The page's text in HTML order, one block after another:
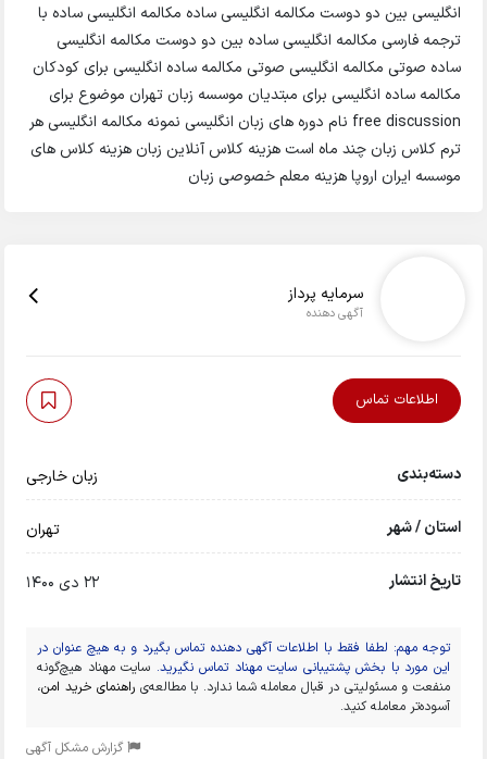
انگلیسی بین دو دوست مکالمه انگلیسی ساده مکالمه انگلیسی ساده با
ترجمه فارسی مکالمه انگلیسی ساده بین دو دوست مکالمه انگلیسی
ساده صوتی مکالمه انگلیسی صوتی مکالمه ساده انگلیسی برای کودکان
مکالمه ساده انگلیسی برای مبتدیان موسسه زبان تهران موضوع برای
free discussion نام دوره های زبان انگلیسی نمونه مکالمه انگلیسی هر
ترم کلاس زبان چند ماه است هزینه کلاس آنلاین زبان هزینه کلاس های
موسسه ایران اروپا هزینه معلم خصوصی زبان
سرمایه پرداز
آگهی دهنده
اطلاعات تماس
دسته‌بندی زبان خارجی
استان / شهر تهران
تاریخ انتشار 22 دی 1400
توجه مهم: لطفا فقط با اطلاعات آگهی دهنده تماس بگیرد و به هیچ عنوان در
این مورد با بخش پشتیبانی سایت مهناد تماس نگیرید. سایت مهناد هیچ‌گونه
منفعت و مسئولیتی در قبال معامله شما ندارد. با مطالعه‌ی راهنمای خرید امن،
آسوده‌تر معامله کنید.
گزارش مشکل آگهی